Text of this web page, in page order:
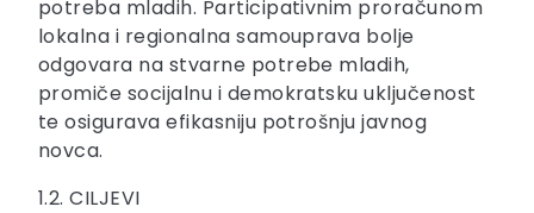
potreba mladih. Participativnim proračunom
lokalna i regionalna samouprava bolje
odgovara na stvarne potrebe mladih,
promiče socijalnu i demokratsku uključenost
te osigurava efikasniju potrošnju javnog
novca.
1.2. CILJEVI